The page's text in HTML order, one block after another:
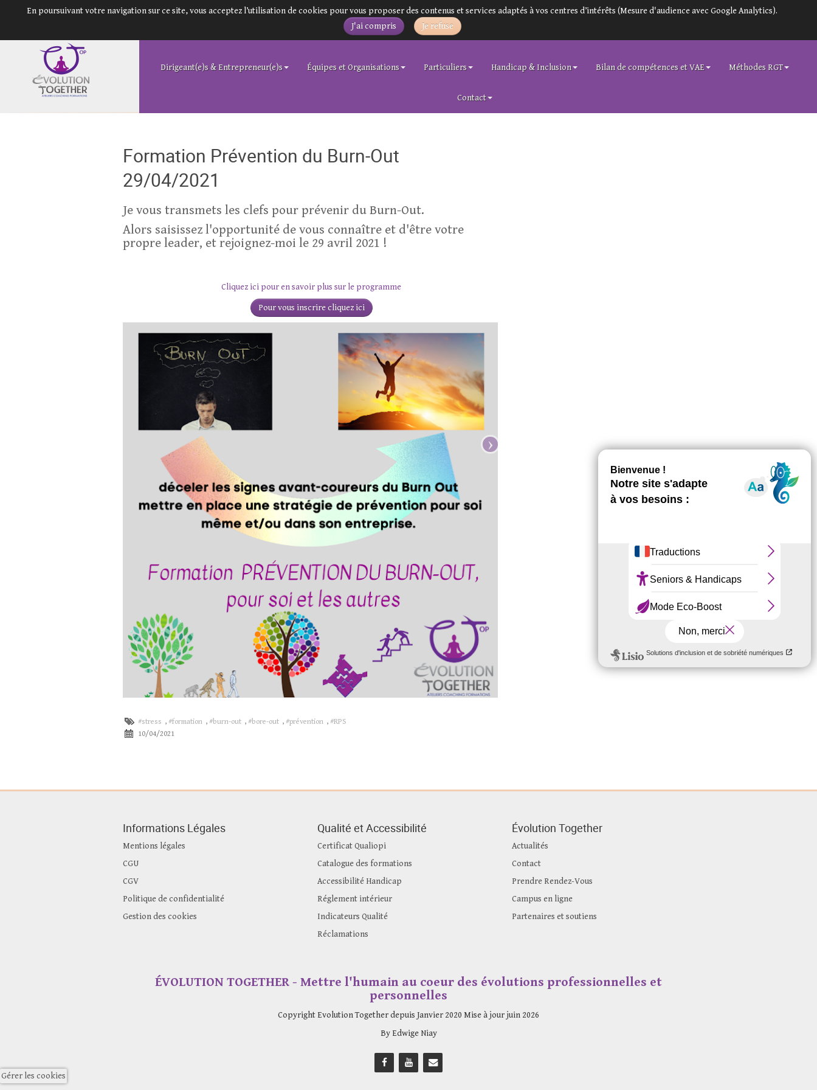
En poursuivant votre navigation sur ce site, vous acceptez l’utilisation de cookies pour vous proposer des contenus et services adaptés à vos centres d’intérêts (Mesure d'audience avec Google Analytics).
J'ai compris
Je refuse
Dirigeant(e)s & Entrepreneur(e)s Équipes et Organisations Particuliers Handicap & Inclusion Bilan de compétences et VAE Méthodes RGT
Contact
Formation Prévention du Burn-Out
29/04/2021
Je vous transmets les clefs pour prévenir du Burn-Out.
Alors saisissez l'opportunité de vous connaître et d'être votre
propre leader, et rejoignez-moi le 29 avril 2021 !
Cliquez ici pour en savoir plus sur le programme
Pour vous inscrire cliquez ici
›
#stress , #formation , #burn-out , #bore-out , #prévention , #RPS
10/04/2021
Informations Légales
Mentions légales
CGU
CGV
Politique de confidentialité
Gestion des cookies
Qualité et Accessibilité
Certificat Qualiopi
Catalogue des formations
Accessibilité Handicap
Réglement intérieur
Indicateurs Qualité
Réclamations
Évolution Together
Actualités
Contact
Prendre Rendez-Vous
Campus en ligne
Partenaires et soutiens
ÉVOLUTION TOGETHER - Mettre l'humain au coeur des évolutions professionnelles et
personnelles
Copyright Evolution Together depuis Janvier 2020 Mise à jour juin 2026
By Edwige Niay
Gérer les cookies